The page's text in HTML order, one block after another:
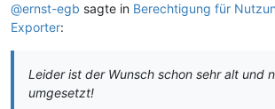
@ernst-egb sagte in Berechtigung für
Exporter:
Leider ist der Wunsch schon sehr alt und
umgesetzt!